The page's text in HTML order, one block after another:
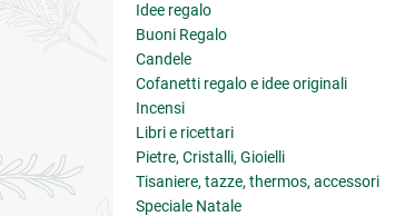
Idee regalo
Buoni Regalo
Candele
Cofanetti regalo e idee originali
Incensi
Libri e ricettari
Pietre, Cristalli, Gioielli
Tisaniere, tazze, thermos, accessori
Speciale Natale